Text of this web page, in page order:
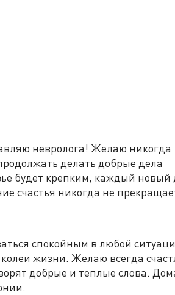
невролога! Желаю никогда
делать добрые дела
будет крепким, каждый новый
счастья никогда не
спокойным в любой
жизни. Желаю всегда
добрые и теплые слова.